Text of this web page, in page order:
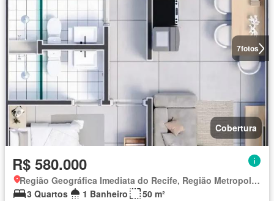
7fotos
Cobertura
R$ 580.000
Região Geográfica Imediata do Recife, Região Metropolitana do Recife
3 Quartos
1 Banheiro
50 m²